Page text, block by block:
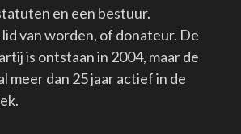
en een bestuur.
lid van worden, of donateur. De
is ontstaan in 2004, maar de
meer dan 25 jaar actief in de